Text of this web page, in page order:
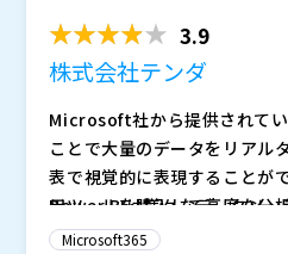
3.9
株式会社テンダ
Microsoft社から提供されて
ことで大量のデータをリアル
表で視覚的に表現することが
用ツールを購入して高度な分
もいると思いますが、
Power BIは様々なデータソー
たデータ分析、グラフィカル
Microsoft365